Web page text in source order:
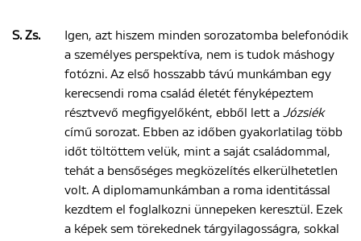
S. Zs.
Igen, azt hiszem minden sorozatomba belefonódik
a személyes perspektíva, nem is tudok máshogy
fotózni. Az első hosszabb távú munkámban egy
kerecsendi roma család életét fényképeztem
résztvevő megfigyelőként, ebből lett a Józsiék
című sorozat. Ebben az időben gyakorlatilag több
időt töltöttem velük, mint a saját családommal,
tehát a bensőséges megközelítés elkerülhetetlen
volt. A diplomamunkámban a roma identitással
kezdtem el foglalkozni ünnepeken keresztül. Ezek
a képek sem törekednek tárgyilagosságra, sokkal